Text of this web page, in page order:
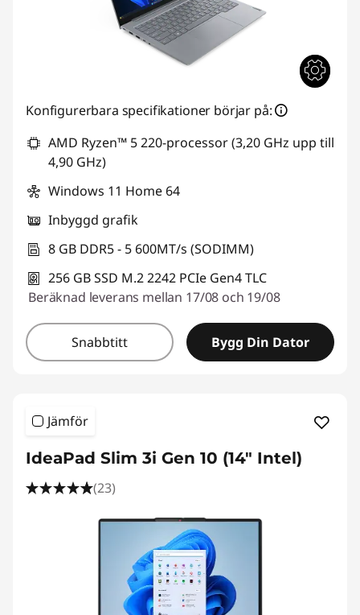
Konfigurerbara specifikationer börjar på:
AMD Ryzen™ 5 220-processor (3,20 GHz upp till
4,90 GHz)
Windows 11 Home 64
Inbyggd grafik
8 GB DDR5 - 5 600MT/s (SODIMM)
256 GB SSD M.2 2242 PCIe Gen4 TLC
Beräknad leverans mellan 17/08 och 19/08
Snabbtitt Bygg Din Dator
Jämför
IdeaPad Slim 3i Gen 10 (14" Intel)
(23)